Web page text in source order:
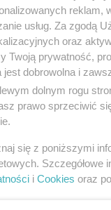
reklam,
usług. Za zgodą
oraz
Twoją prywatność,
jest dobrowolna i
dolnym rogu
prawo sprzeciwić
się z poniższymi
i Cookies oraz